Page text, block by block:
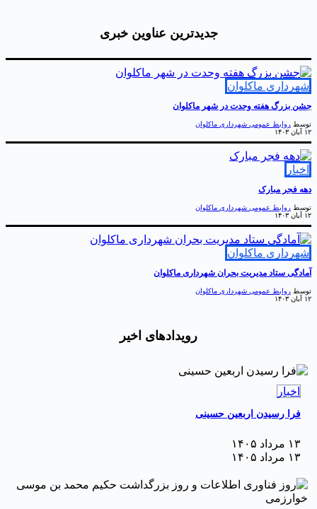
جدیدترین عناوین خبری
شهرداری ماکلوان
بزرگ هفته وحدت در شهر ماکلوان
روابط عمومی شهرداری ماکلوان
اخبار
فجر مبارک
روابط عمومی شهرداری ماکلوان
شهرداری ماکلوان
ستاد مدیریت بحران شهرداری ماکلوان
روابط عمومی شهرداری ماکلوان
رویدادهای اخیر
اخبار
فرا رسیدن اربعین حسینی
۱۳ مرداد ۱۴۰۵
۱۳ مرداد ۱۴۰۵